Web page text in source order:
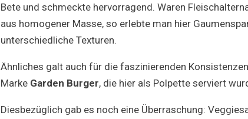
Bete und schmeckte hervorragend. Waren
aus homogener Masse, so erlebte man hier
unterschiedliche Texturen.
Ähnliches galt auch für die faszinierenden
Marke Garden Burger, die hier als Polpette serviert
Diesbezüglich gab es noch eine Überraschung: